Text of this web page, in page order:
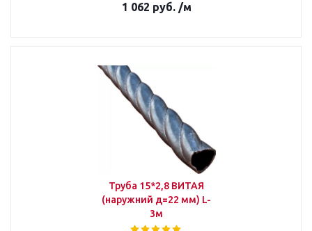
1 062 руб. /м
Труба 15*2,8 ВИТАЯ
(наружний д=22 мм) L-
3м